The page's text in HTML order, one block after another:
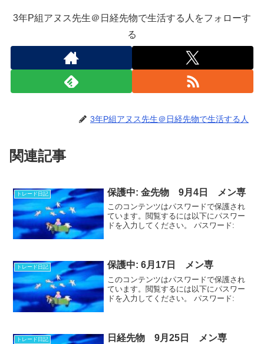
3年P組アヌス先生＠日経先物で生活する人をフォローす
る
3年P組アヌス先生＠日経先物で生活する人
関連記事
トレード日記 保護中: 金先物 9月4日 メン専
このコンテンツはパスワードで保護され
ています。閲覧するには以下にパスワー
ドを入力してください。 パスワード:
トレード日記 保護中: 6月17日 メン専
このコンテンツはパスワードで保護され
ています。閲覧するには以下にパスワー
ドを入力してください。 パスワード:
トレード日記 日経先物 9月25日 メン専